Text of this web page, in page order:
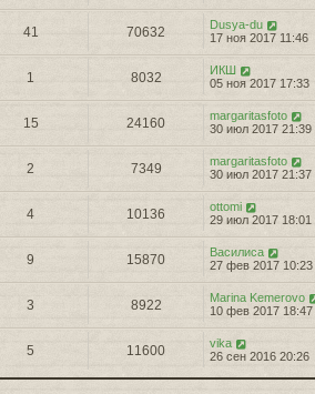
41 70632
Dusya-du
17 ноя 2017 11:46
1 8032
ИКШ
05 ноя 2017 17:33
15 24160
margaritasfoto
30 июл 2017 21:39
2 7349
margaritasfoto
30 июл 2017 21:37
4 10136
ottomi
29 июл 2017 18:01
9 15870
Василиса
27 фев 2017 10:23
3 8922
Marina Kemerovo
10 фев 2017 18:47
5 11600
vika
26 сен 2016 20:26